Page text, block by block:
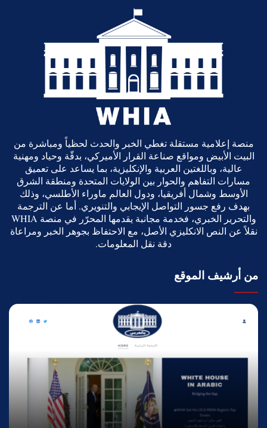
منصة إعلامية مستقلة تغطي الخبر والحدث لحظياً ومباشرة من
البيت الأبيض ومواقع صناعة القرار الأميركي، بدقّة وحياد ومهنية
عالية، وباللغتين العربية والإنكليزية، بما يساعد على تعميق
مسارات التفاهم والحوار بين الولايات المتحدة ومنطقة الشرق
الأوسط وشمال أفريقيا، ودول العالم ماوراء الأطلسي، وذلك
بهدف رفع جسور التواصل الإيجابي والتنويري. أما عن الترجمة
والتحرير الخبري، فخدمة مجانبة يقدمها المحرّر في منصة WHIA
نقلاً عن النص الانكليزي الأصل، مع الاحتفاظ بجوهر الخبر ومراعاة
دقة نقل المعلومات.
من أرشيف الموقع